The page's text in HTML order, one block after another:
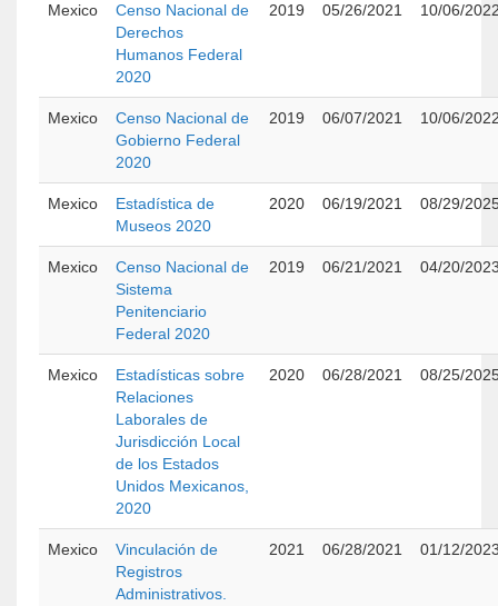
Mexico
Censo Nacional de
Derechos
Humanos Federal
2020
2019 05/26/2021 10/06/
Mexico
Censo Nacional de
Gobierno Federal
2020
2019 06/07/2021 10/06/
Mexico
Estadística de
Museos 2020
2020 06/19/2021 08/29/
Mexico
Censo Nacional de
Sistema
Penitenciario
Federal 2020
2019 06/21/2021 04/20/
Mexico
Estadísticas sobre
Relaciones
Laborales de
Jurisdicción Local
de los Estados
Unidos Mexicanos,
2020
2020 06/28/2021 08/25/
Mexico
Vinculación de
Registros
Administrativos.
2021 06/28/2021 01/12/